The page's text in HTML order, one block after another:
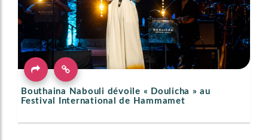
Bouthaina Nabouli dévoile « Doulicha » au
Festival International de Hammamet